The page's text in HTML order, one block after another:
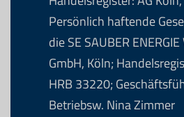
Persönlich haftende
die SE SAUBER
GmbH, Köln;
HRB 33220;
Betriebsw. Nina Zimmer